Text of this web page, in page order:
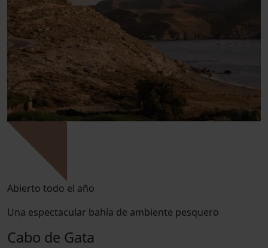
Abierto todo el año
Una espectacular bahía de ambiente pesquero
Cabo de Gata